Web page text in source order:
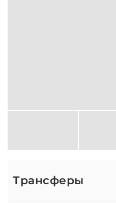
Трансферы